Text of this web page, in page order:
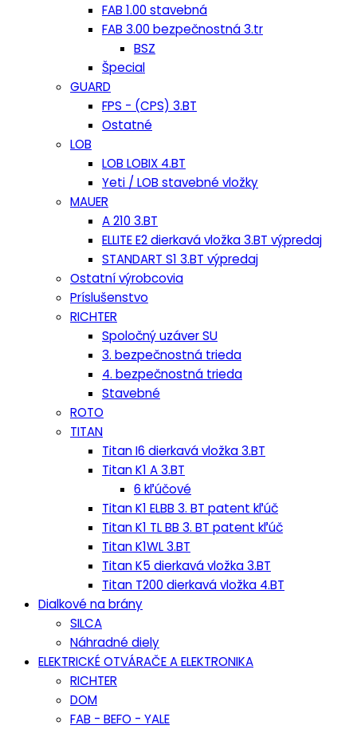
FAB 1.00 stavebná
FAB 3.00 bezpečnostná 3.tr
BSZ
Špecial
GUARD
FPS - (CPS) 3.BT
Ostatné
LOB
LOB LOBIX 4.BT
Yeti / LOB stavebné vložky
MAUER
A 210 3.BT
ELLITE E2 dierkavá vložka 3.BT výpredaj
STANDART S1 3.BT výpredaj
Ostatní výrobcovia
Príslušenstvo
RICHTER
Spoločný uzáver SU
3. bezpečnostná trieda
4. bezpečnostná trieda
Stavebné
ROTO
TITAN
Titan I6 dierkavá vložka 3.BT
Titan K1 A 3.BT
6 kľúčové
Titan K1 ELBB 3. BT patent kľúč
Titan K1 TL BB 3. BT patent kľúč
Titan K1WL 3.BT
Titan K5 dierkavá vložka 3.BT
Titan T200 dierkavá vložka 4.BT
Dialkové na brány
SILCA
Náhradné diely
ELEKTRICKÉ OTVÁRAČE A ELEKTRONIKA
RICHTER
DOM
FAB - BEFO - YALE